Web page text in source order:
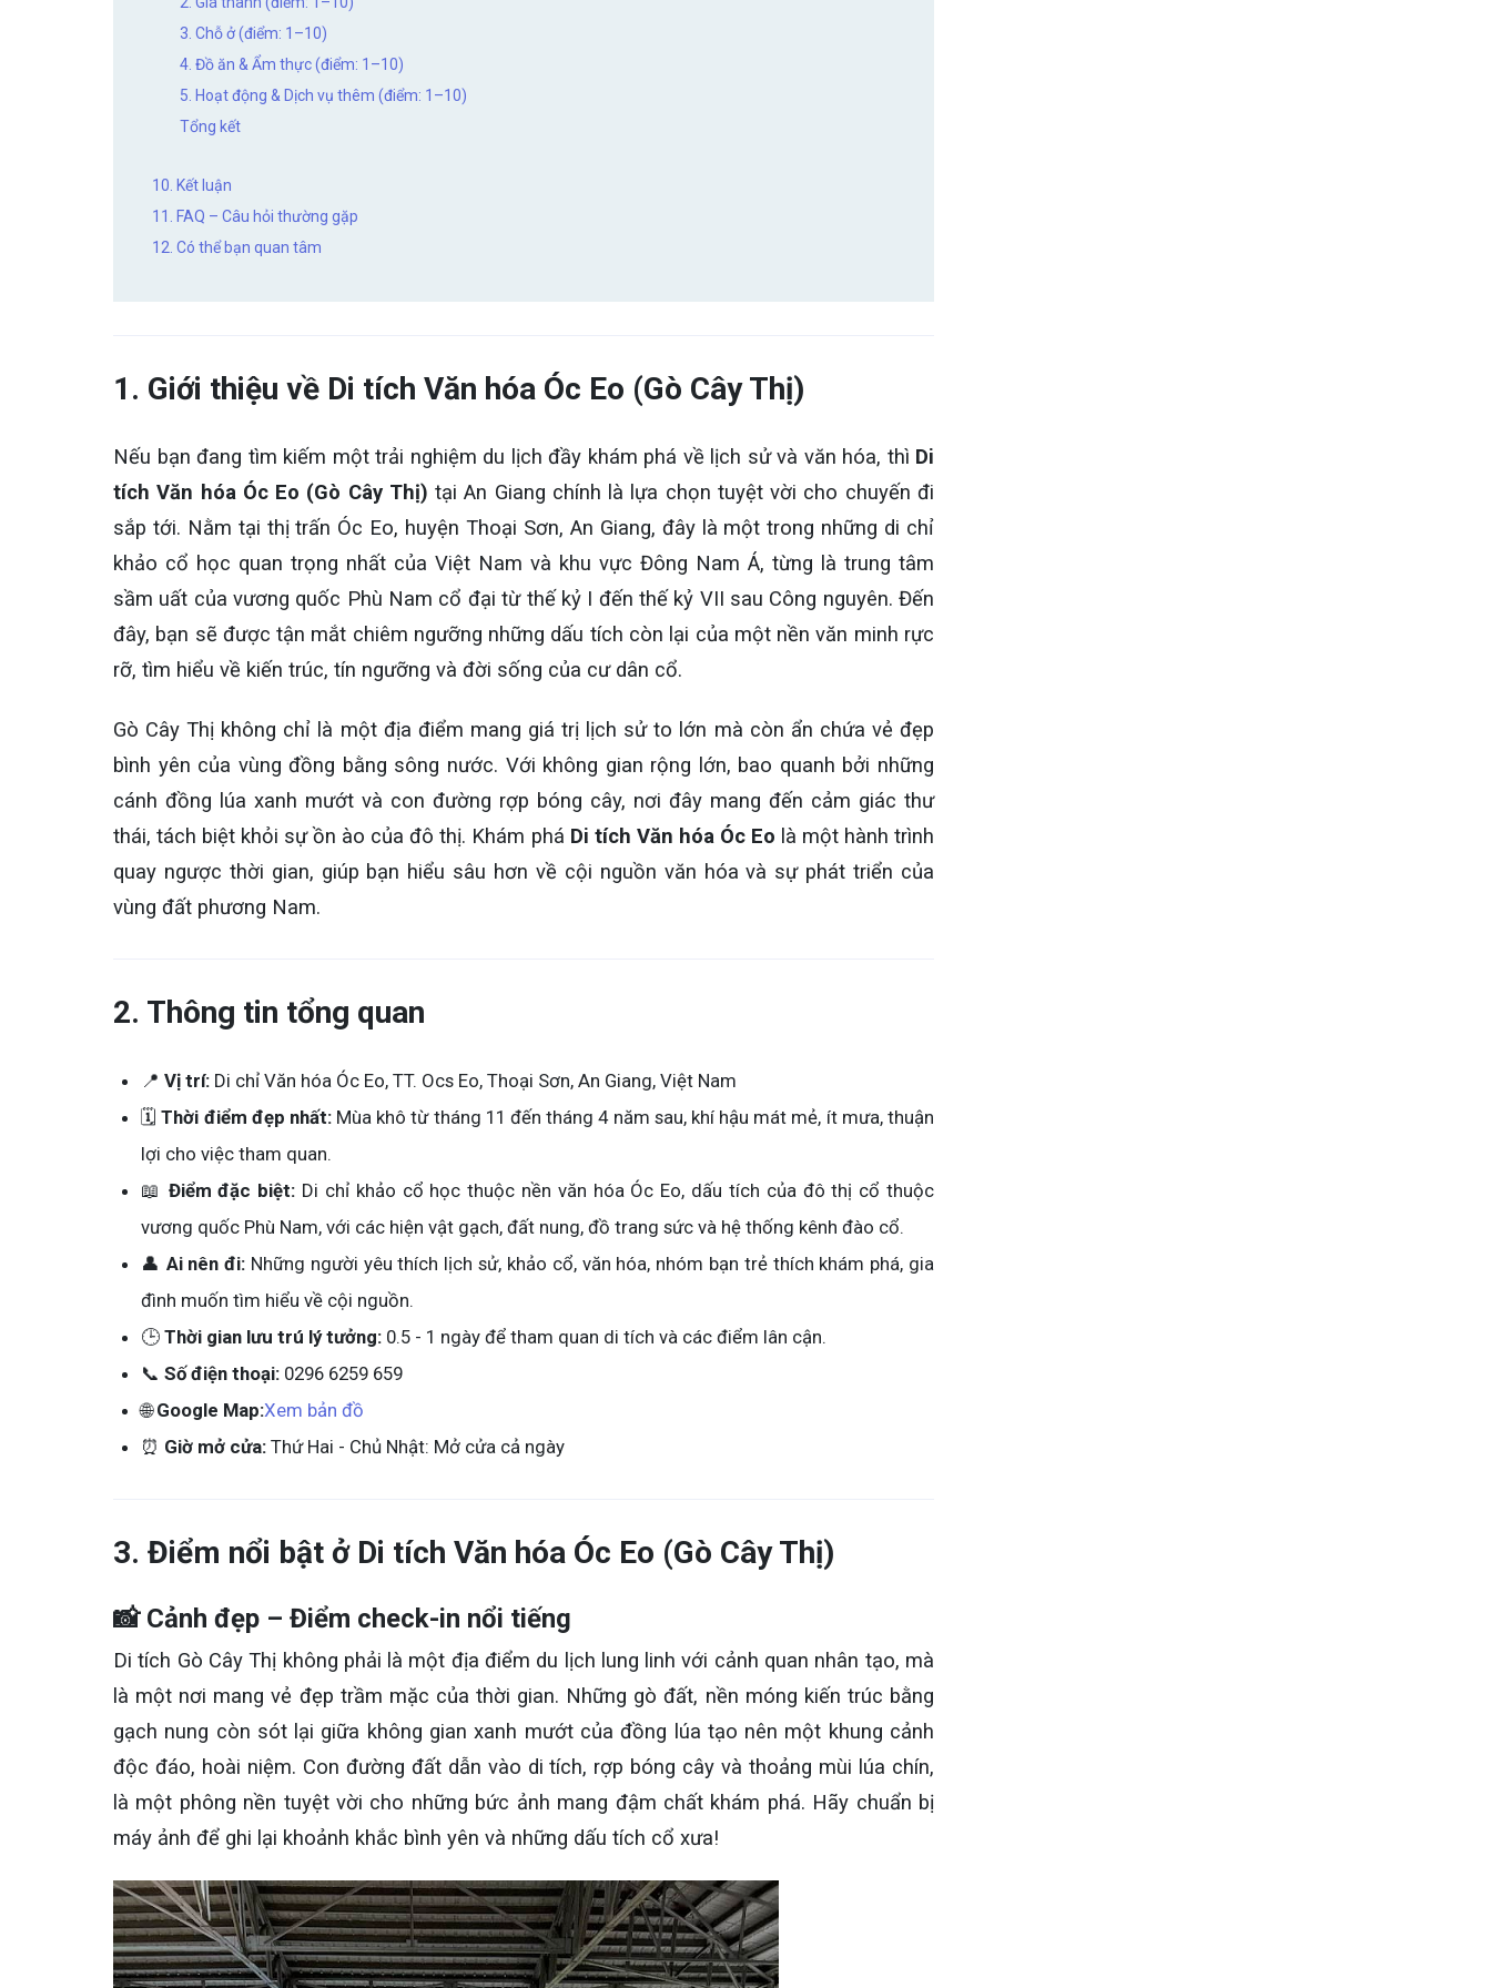
3. Chỗ ở (điểm: 1–10)
4. Đồ ăn & Ẩm thực (điểm: 1–10)
5. Hoạt động & Dịch vụ thêm (điểm: 1–10)
Tổng kết
10. Kết luận
11. FAQ – Câu hỏi thường gặp
12. Có thể bạn quan tâm
1. Giới thiệu về Di tích Văn hóa Óc Eo (Gò Cây Thị)
Nếu bạn đang tìm kiếm một trải nghiệm du lịch đầy khám phá về lịch sử và văn hóa, thì Di
tích Văn hóa Óc Eo (Gò Cây Thị) tại An Giang chính là lựa chọn tuyệt vời cho chuyến đi
sắp tới. Nằm tại thị trấn Óc Eo, huyện Thoại Sơn, An Giang, đây là một trong những di chỉ
khảo cổ học quan trọng nhất của Việt Nam và khu vực Đông Nam Á, từng là trung tâm
sầm uất của vương quốc Phù Nam cổ đại từ thế kỷ I đến thế kỷ VII sau Công nguyên. Đến
đây, bạn sẽ được tận mắt chiêm ngưỡng những dấu tích còn lại của một nền văn minh rực
rỡ, tìm hiểu về kiến trúc, tín ngưỡng và đời sống của cư dân cổ.
Gò Cây Thị không chỉ là một địa điểm mang giá trị lịch sử to lớn mà còn ẩn chứa vẻ đẹp
bình yên của vùng đồng bằng sông nước. Với không gian rộng lớn, bao quanh bởi những
cánh đồng lúa xanh mướt và con đường rợp bóng cây, nơi đây mang đến cảm giác thư
thái, tách biệt khỏi sự ồn ào của đô thị. Khám phá Di tích Văn hóa Óc Eo là một hành trình
quay ngược thời gian, giúp bạn hiểu sâu hơn về cội nguồn văn hóa và sự phát triển của
vùng đất phương Nam.
2. Thông tin tổng quan
📍 Vị trí: Di chỉ Văn hóa Óc Eo, TT. Ocs Eo, Thoại Sơn, An Giang, Việt Nam
🗓️Thời điểm đẹp nhất:Mùa khô từ tháng 11 đến tháng 4 năm sau, khí hậu mát mẻ, ít mưa, thuận
lợi cho việc tham quan.
📖 Điểm đặc biệt: Di chỉ khảo cổ học thuộc nền văn hóa Óc Eo, dấu tích của đô thị cổ thuộc
vương quốc Phù Nam, với các hiện vật gạch, đất nung, đồ trang sức và hệ thống kênh đào cổ.
👤 Ai nên đi: Những người yêu thích lịch sử, khảo cổ, văn hóa, nhóm bạn trẻ thích khám phá, gia
đình muốn tìm hiểu về cội nguồn.
🕒 Thời gian lưu trú lý tưởng: 0.5 - 1 ngày để tham quan di tích và các điểm lân cận.
📞 Số điện thoại: 0296 6259 659
🌐Google Map:Xem bản đồ
⏰ Giờ mở cửa: Thứ Hai - Chủ Nhật: Mở cửa cả ngày
3. Điểm nổi bật ở Di tích Văn hóa Óc Eo (Gò Cây Thị)
📸 Cảnh đẹp – Điểm check-in nổi tiếng
Di tích Gò Cây Thị không phải là một địa điểm du lịch lung linh với cảnh quan nhân tạo, mà
là một nơi mang vẻ đẹp trầm mặc của thời gian. Những gò đất, nền móng kiến trúc bằng
gạch nung còn sót lại giữa không gian xanh mướt của đồng lúa tạo nên một khung cảnh
độc đáo, hoài niệm. Con đường đất dẫn vào di tích, rợp bóng cây và thoảng mùi lúa chín,
là một phông nền tuyệt vời cho những bức ảnh mang đậm chất khám phá. Hãy chuẩn bị
máy ảnh để ghi lại khoảnh khắc bình yên và những dấu tích cổ xưa!